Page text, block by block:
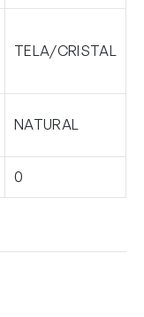
TELA/CRISTAL
NATURAL
0